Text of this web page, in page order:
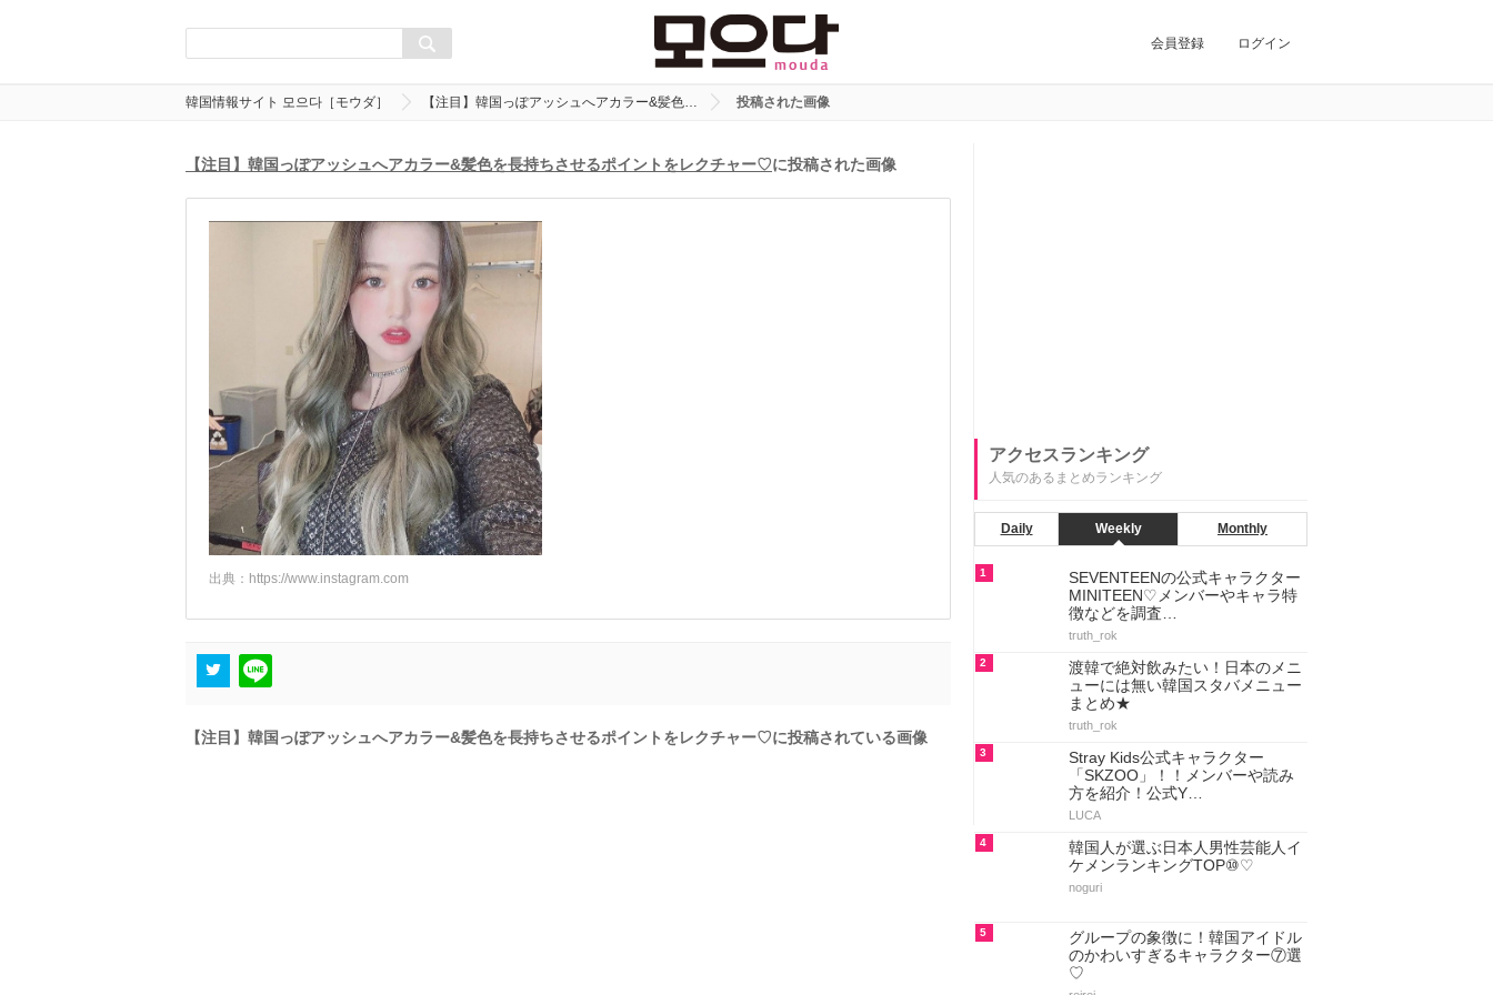
会員登録 ログイン
韓国情報サイト 모으다［モウダ］ 【注目】韓国っぽアッシュへアカラー&髪色… 投稿された画像
【注目】韓国っぽアッシュへアカラー&髪色を長持ちさせるポイントをレクチャー♡に投稿された画像
出典： https://www.instagram.com
【注目】韓国っぽアッシュへアカラー&髪色を長持ちさせるポイントをレクチャー♡に投稿されている画像
アクセスランキング
人気のあるまとめランキング
Daily Weekly Monthly
1
SEVENTEENの公式キャラクター
MINITEEN♡メンバーやキャラ特
徴などを調査…
truth_rok
2
渡韓で絶対飲みたい！日本のメニ
ューには無い韓国スタバメニュー
まとめ★
truth_rok
3
Stray Kids公式キャラクター
「SKZOO」！！メンバーや読み
方を紹介！公式Y…
LUCA
4
韓国人が選ぶ日本人男性芸能人イ
ケメンランキングTOP⑩♡
noguri
5
グループの象徴に！韓国アイドル
のかわいすぎるキャラクター⑦選
♡